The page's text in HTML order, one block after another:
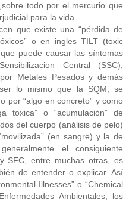
todo por el mercurio que
para la vida.
que existe una “pérdida de
o en ingles TILT (toxic
puede causar las síntomas
Central (SSC),
Metales Pesados y demás
lo mismo que la SQM, se
por “algo en concreto” y como
toxica” o “acumulación” de
del cuerpo (análisis de pelo)
(en sangre) y la de
el consiguiente
SFC, entre muchas otras, es
de entender o explicar. Así
Illnesses” o “Chemical
Ambientales, los